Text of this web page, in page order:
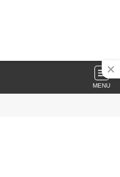
MENU